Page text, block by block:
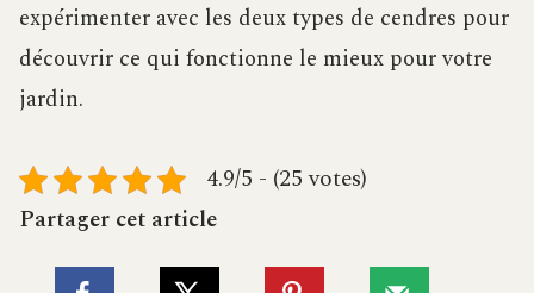
expérimenter avec les deux types de cendres pour
découvrir ce qui fonctionne le mieux pour votre
jardin.
4.9/5 - (25 votes)
Partager cet article